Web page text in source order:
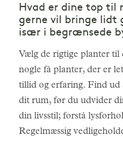
Hvad er dine top til
gerne vil bringe lidt
især i begrænsede
Vælg de rigtige planter til
nogle få planter, der er
tillid og erfaring. Find ud
dit rum, før du udvider
din livsstil; forstå
Regelmæssig